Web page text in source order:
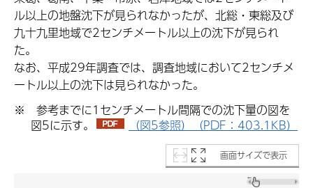
ル以上の地盤沈下が見られなかったが、北総・東総及び
九十九里地域で2センチメートル以上の沈下が見られ
た。
なお、平成29年調査では、調査地域において2センチメ
ートル以上の沈下は見られなかった。
※ 参考までに1センチメートル間隔での沈下量の図を
図5に示す。
（図5参照）（PDF：403.1KB）
画面サイズで表示